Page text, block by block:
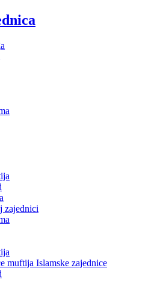
zajednici
muftija Islamske zajednice